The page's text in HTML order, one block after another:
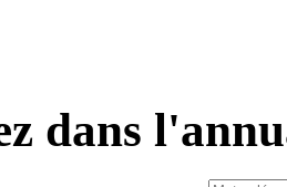
dans